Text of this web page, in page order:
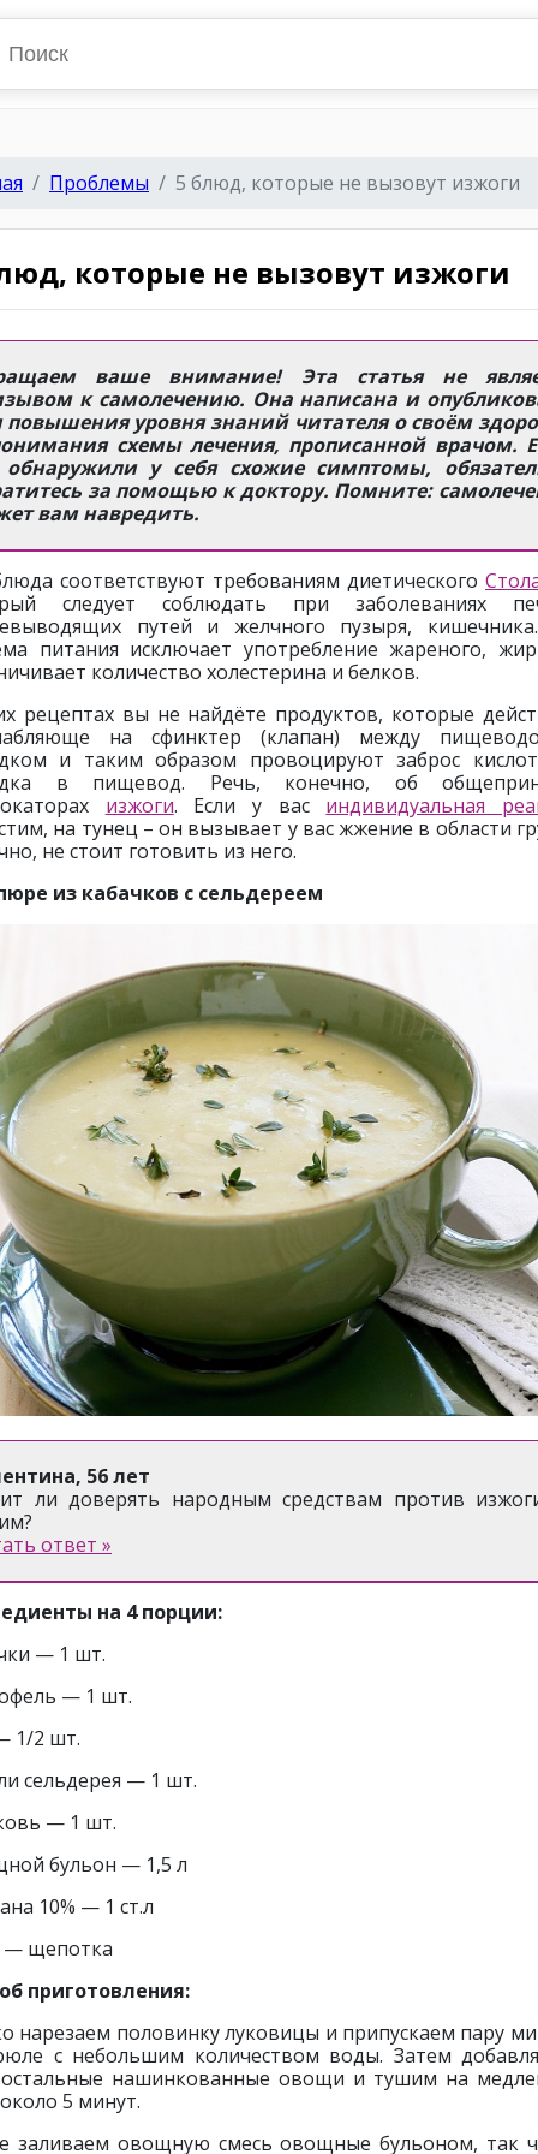
Проблемы 5 блюд, которые не вызовут изжоги
которые не вызовут изжоги
ваше внимание! Эта статья не
к самолечению. Она написана и
повышения уровня знаний читателя о своём
схемы лечения, прописанной врачом.
у себя схожие симптомы,
за помощью к доктору. Помните:
вам навредить.
соответствуют требованиям диетического
следует соблюдать при заболеваниях
путей и желчного пузыря,
питания исключает употребление жареного,
количество холестерина и белков.
рецептах вы не найдёте продуктов, которые
на сфинктер (клапан) между
и таким образом провоцируют заброс
в пищевод. Речь, конечно, об
изжоги. Если у вас индивидуальная
на тунец – он вызывает у вас жжение в области
не стоит готовить из него.
из кабачков с сельдереем
56 лет
ли доверять народным средствам против
ответ »
на 4 порции:
— 1 шт.
— 1 шт.
1/2 шт.
сельдерея — 1 шт.
— 1 шт.
бульон — 1,5 л
10% — 1 ст.л
— щепотка
приготовления:
нарезаем половинку луковицы и припускаем пару
с небольшим количеством воды. Затем
остальные нашинкованные овощи и тушим на
5 минут.
заливаем овощную смесь овощные бульоном, так